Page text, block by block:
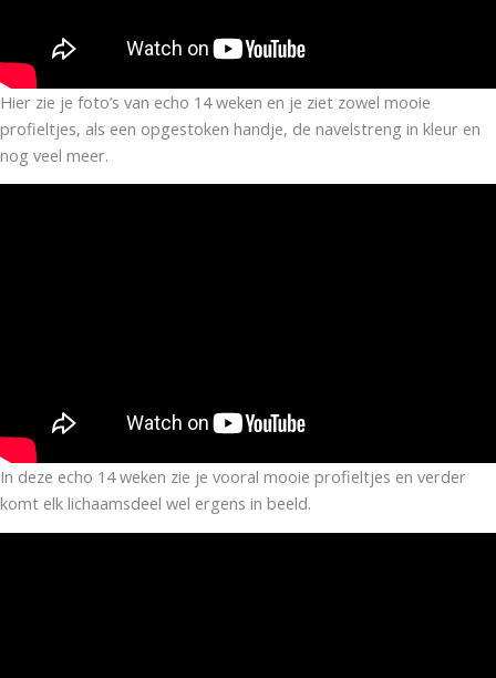
Hier zie je foto’s van echo 14 weken en je ziet zowel mooie
profieltjes, als een opgestoken handje, de navelstreng in kleur en
nog veel meer.
In deze echo 14 weken zie je vooral mooie profieltjes en verder
komt elk lichaamsdeel wel ergens in beeld.